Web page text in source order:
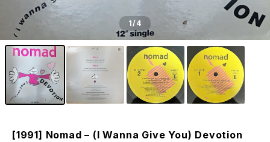
1/4
[1991] Nomad – (I Wanna Give You) Devotion